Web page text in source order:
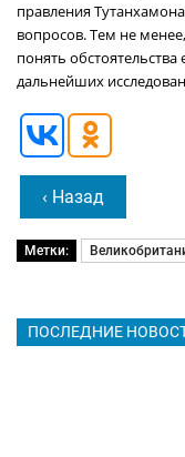
правления
вопросов. Тем не
понять
дальнейших
‹ Назад
Метки:
ПОСЛЕДНИЕ